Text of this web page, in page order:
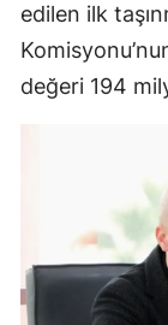
edilen ilk
değeri 194